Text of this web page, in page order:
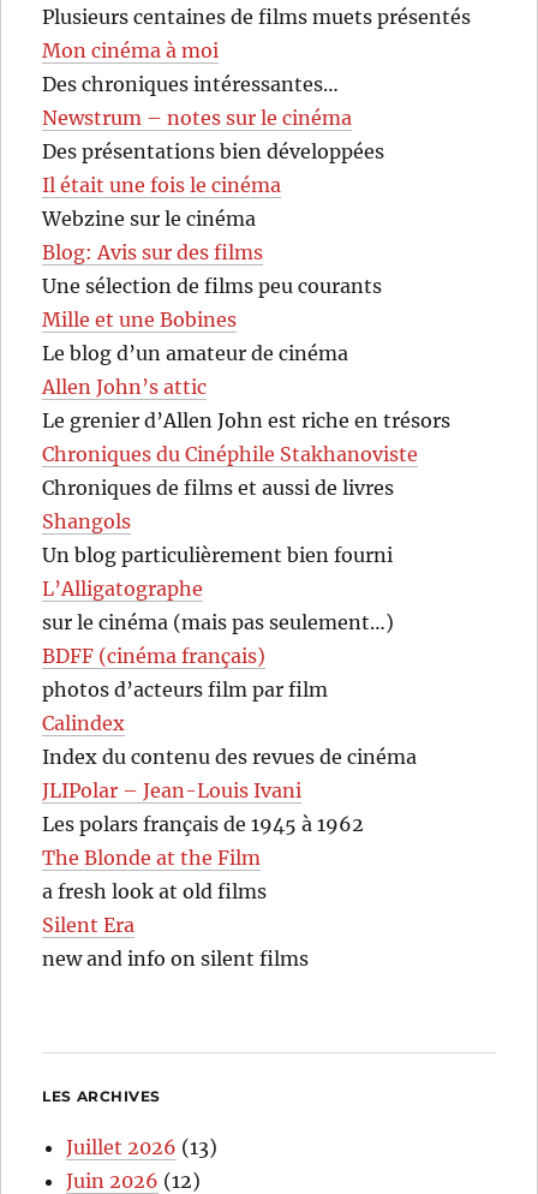
Plusieurs centaines de films muets présentés
Mon cinéma à moi
Des chroniques intéressantes…
Newstrum – notes sur le cinéma
Des présentations bien développées
Il était une fois le cinéma
Webzine sur le cinéma
Blog: Avis sur des films
Une sélection de films peu courants
Mille et une Bobines
Le blog d’un amateur de cinéma
Allen John’s attic
Le grenier d’Allen John est riche en trésors
Chroniques du Cinéphile Stakhanoviste
Chroniques de films et aussi de livres
Shangols
Un blog particulièrement bien fourni
L’Alligatographe
sur le cinéma (mais pas seulement…)
BDFF (cinéma français)
photos d’acteurs film par film
Calindex
Index du contenu des revues de cinéma
JLIPolar – Jean-Louis Ivani
Les polars français de 1945 à 1962
The Blonde at the Film
a fresh look at old films
Silent Era
new and info on silent films
LES ARCHIVES
Juillet 2026 (13)
Juin 2026 (12)